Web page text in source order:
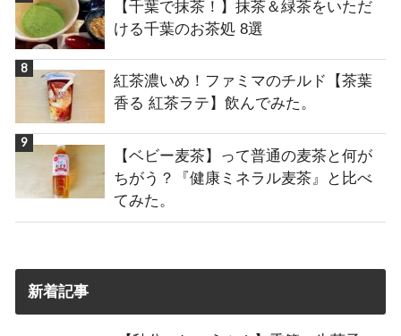
【千葉で抹茶！】抹茶＆緑茶をいただ
ける千葉のお茶処 8選
紅茶濃いめ！ファミマのチルド【茶葉
香る 紅茶ラテ】飲んでみた。
【ベビー麦茶】って普通の麦茶と何が
ちがう？『健康ミネラル麦茶』と比べ
てみた。
新着記事